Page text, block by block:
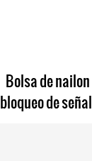
Bolsa de
bloqueo de